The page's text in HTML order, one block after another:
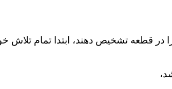
قطعه تشخیص دهند، ابتدا تمام تلاش